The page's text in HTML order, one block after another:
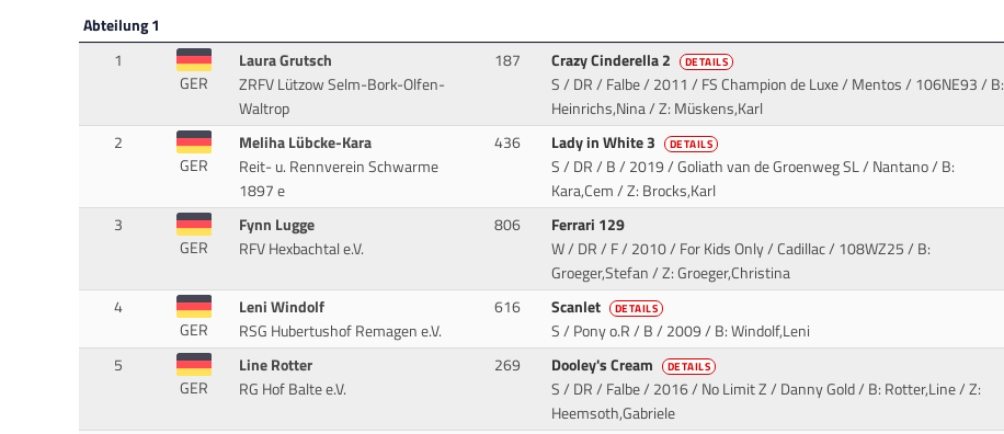
Abteilung 1
1
GER
Laura Grutsch
ZRFV Lützow Selm-Bork-Olfen-
Waltrop
187 Crazy Cinderella 2 DETAILS
S / DR / Falbe / 2011 / FS Champion de Luxe / Mentos/ 106NE93 / B:
Heinrichs,Nina / Z: Müskens,Karl
2
GER
Meliha Lübcke-Kara
Reit- u. Rennverein Schwarme
1897 e
436 Lady in White 3 DETAILS
S / DR / B / 2019 / Goliath van de Groenweg SL / Nantano/ B:
Kara,Cem / Z: Brocks,Karl
3
GER
Fynn Lugge
RFV Hexbachtal e.V.
806
Ferrari 129
W / DR / F / 2010 / For Kids Only / Cadillac/ 108WZ25 / B:
Groeger,Stefan / Z: Groeger,Christina
4
GER
Leni Windolf
RSG Hubertushof Remagen e.V.
616 Scanlet DETAILS
S / Pony o.R / B / 2009/ B: Windolf,Leni
5
GER
Line Rotter
RG Hof Balte e.V.
269 Dooley's Cream DETAILS
S / DR / Falbe / 2016 / No Limit Z / Danny Gold/ B: Rotter,Line / Z:
Heemsoth,Gabriele